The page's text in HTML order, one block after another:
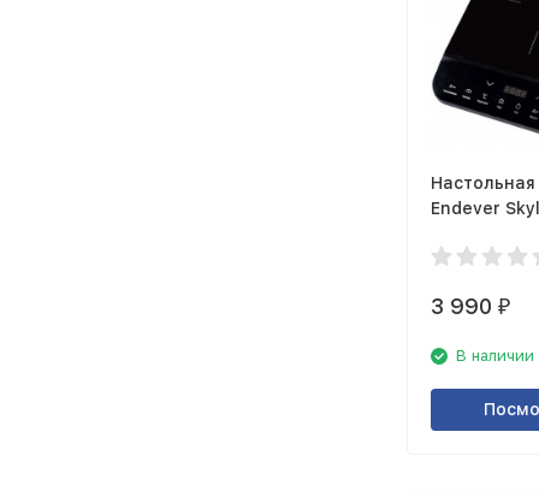
Endever
3 990 ₽
В наличии